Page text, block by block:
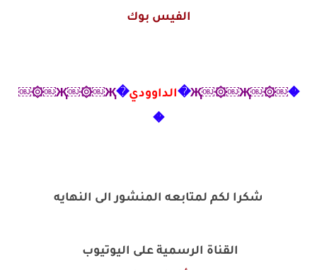
الفيس بوك
�￼۞￼Җ￼۞￼Җ �الداوودي�Җ￼۞￼Җ￼۞￼
�
شكرا لكم لمتابعه المنشور الى النهايه
القناة الرسمية على اليوتيوب